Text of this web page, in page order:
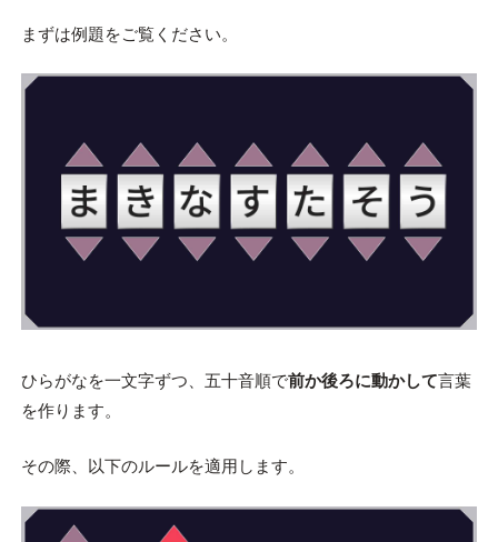
まずは例題をご覧ください。
ひらがなを一文字ずつ、五十音順で前か後ろに動かして言葉
を作ります。
その際、以下のルールを適用します。